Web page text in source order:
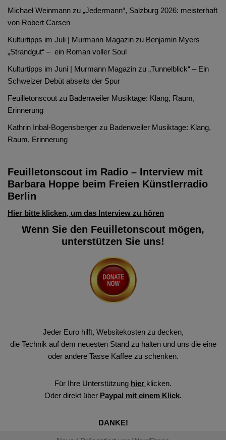
Michael Weinmann zu „Jedermann“, Salzburg 2026: meisterhaft
von Robert Carsen
Kulturtipps im Juli | Murmann Magazin zu Benjamin Myers
„Strandgut“ – ein Roman voller Soul
Kulturtipps im Juni | Murmann Magazin zu „Tunnelblick“ – Ein
Schweizer Debüt abseits der Spur
Feuilletonscout zu Badenweiler Musiktage: Klang, Raum,
Erinnerung
Kathrin Inbal-Bogensberger zu Badenweiler Musiktage: Klang,
Raum, Erinnerung
Feuilletonscout im Radio – Interview mit
Barbara Hoppe beim Freien Künstlerradio
Berlin
Hier bitte klicken, um das Interview zu hören
Wenn Sie den Feuilletonscout mögen,
unterstützen Sie uns!
Jeder Euro hilft, Websitekosten zu decken,
die Technik auf dem neuesten Stand zu halten und uns die eine
oder andere Tasse Kaffee zu schenken.
Für Ihre Unterstützung hier klicken.
Oder direkt über Paypal mit einem Klick.
DANKE!